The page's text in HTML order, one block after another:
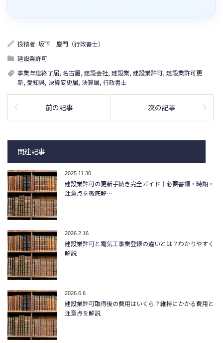
投稿者: 坂下 慶門（行政書士）
建設業許可
事業年度終了届, 名古屋, 建設会社, 建設業, 建設業許可, 建設業許可更
新, 愛知県, 決算変更届, 決算届, 行政書士
前の記事 次の記事
関連記事
2025.11.30
建設業許可の更新手続き完全ガイド｜必要書類・時期・
注意点を徹底解…
2026.2.16
建設業許可と電気工事業登録の違いとは？わかりやすく
解説
2026.6.6
建設業許可取得後の費用はいくら？維持にかかる費用と
注意点を解説